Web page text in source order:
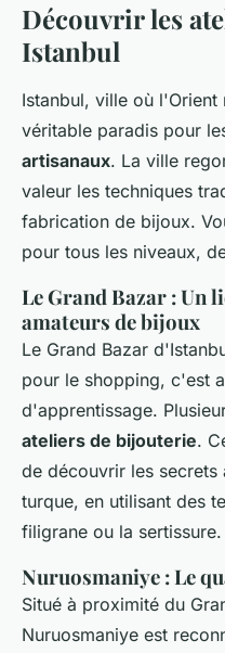
Découvrir les
Istanbul
Istanbul, ville où
véritable paradis pour
artisanaux. La ville
valeur les techniques
fabrication de bijoux.
pour tous les niveaux,
Le Grand Bazar : Un
amateurs de bijoux
Le Grand Bazar
pour le shopping, c'est
d'apprentissage.
ateliers de bijouterie.
de découvrir les
turque, en utilisant des
filigrane ou la sertissure.
Nuruosmaniye : Le
Situé à proximité du
Nuruosmaniye est